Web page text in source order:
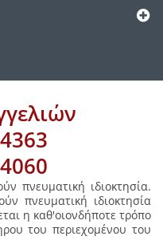
πνευματική ιδιοκτησία.
πνευματική ιδιοκτησία
η καθ'οιονδήποτε τρόπο
του περιεχομένου του